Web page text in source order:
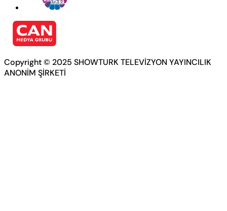
Copyright © 2025 SHOWTURK TELEVİZYON YAYINCILIK
ANONİM ŞİRKETİ